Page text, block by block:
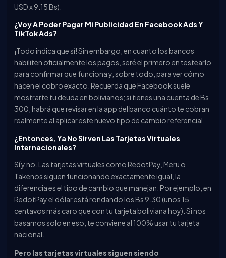
USD x 9.15 Bs).
¿Voy A Poder Pagar Mi Publicidad En Facebook Ads Y
TikTok Ads?
¡Todo indica que sí! Sin embargo, en cuanto los bancos
habiliten oficialmente los pagos, seré el primero en testearlo
para confirmar que funciona y, sobre todo, para ver cómo
hacen el cobro exacto. Recuerda que Facebook suele
mostrarte tu deuda en bolivianos; si tienes una cuenta de Bs
300, habrá que revisar en la app del banco cuánto te cobran
realmente al aplicar este nuevo tipo de cambio referencial.
¿Entonces, Ya No Sirven Las Tarjetas Virtuales
Internacionales?
Sí y no. Las tarjetas virtuales como RedotPay, Meru o
Takenos siguen funcionando exactamente igual, la
diferencia es el tipo de cambio que manejan. Por ejemplo, en
RedotPay el dólar está rondando los Bs 9.30 (unos 15
centavos más caro que con tu tarjeta boliviana hoy). Si nos
basamos solo en eso, te conviene al 100% usar tu tarjeta
nacional.
Pero las tarjetas virtuales siguen siendo